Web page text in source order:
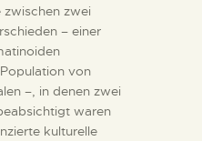
zwei
– einer
von
–, in denen zwei
waren
kulturelle